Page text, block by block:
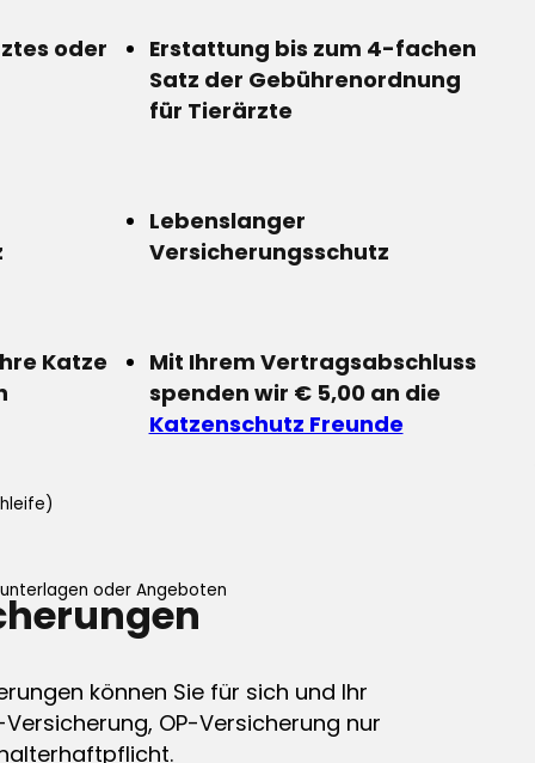
oder
Erstattung bis zum 4-fachen
Satz der Gebührenordnung
für Tierärzte
Lebenslanger
Versicherungsschutz
Katze
Mit Ihrem Vertragsabschluss
spenden wir € 5,00 an die
Katzenschutz Freunde
oder Angeboten
können Sie für sich und Ihr
OP-Versicherung nur